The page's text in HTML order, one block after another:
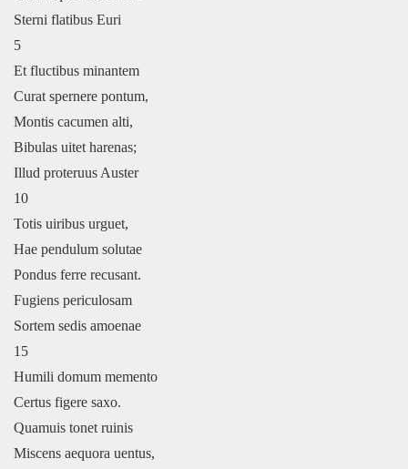
Sterni flatibus Euri
5
Et fluctibus minantem
Curat spernere pontum,
Montis cacumen alti,
Bibulas uitet harenas;
Illud proteruus Auster
10
Totis uiribus urguet,
Hae pendulum solutae
Pondus ferre recusant.
Fugiens periculosam
Sortem sedis amoenae
15
Humili domum memento
Certus figere saxo.
Quamuis tonet ruinis
Miscens aequora uentus,